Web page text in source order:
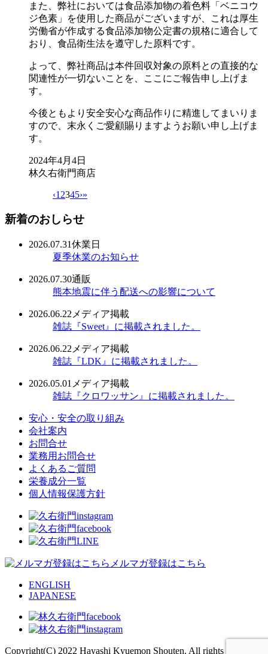
また、弊社においては食品添加物の着色料「ベニコウ
ジ色素」を使用した商品がございますが、これは厚生
労働省が作成する食品添加物公定書の規格に適合して
おり、食品衛生法を遵守した原料です。
よって、弊社商品は本件回収対象の原料との直接的な
関連性が一切ないことを、ここにご報告申し上げま
す。
今後ともより安全安心な商品作りに精進してまいりま
すので、末永くご愛顧賜りますようお願い申し上げま
す。
2024年4月4日
林久右衛門商店
‹1 2345›»
新着のおしらせ
2026.07.31休業日
夏季休業のお知らせ
2026.07.30通販
熊本地震に伴う配送への影響について
2026.06.22 メディア掲載
雑誌『Sweet』に掲載されました。
2026.06.22 メディア掲載
雑誌『LDK』に掲載されました。
2026.05.01 メディア掲載
雑誌『クロワッサン』に掲載されました。
安心・安全の取り組み
会社案内
お問合せ
業務用お問合せ
よくあるご質問
栄養成分一覧
個人情報保護方針
メルマガ登録はこちら
ENGLISH
JAPANESE
Copyright(C) 2022 Hayashi Kyuemon Shouten. All rights reserved.